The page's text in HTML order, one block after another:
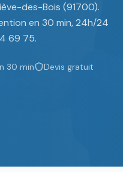
des-Bois (91700).
en 30 min, 24h/24
69 75.
30 min Devis gratuit